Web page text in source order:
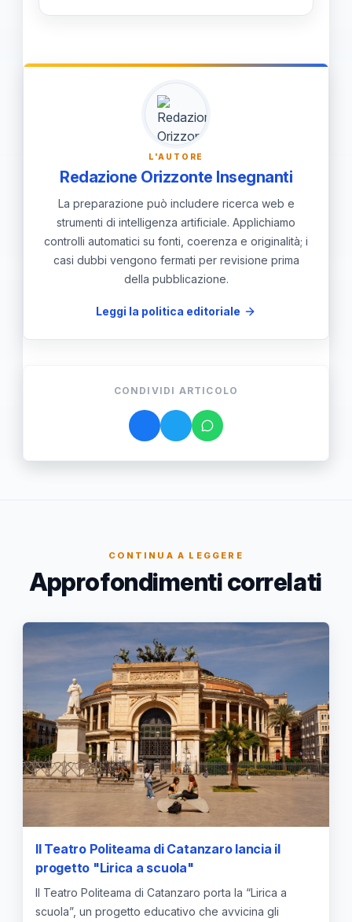
Blocca trasporti e autorizzazioni
Teatro Comunale; le date sono
15/04/2026 (matinée) e 18/04/2026
(serata). Prepara l’aula con ascolto e
attività visive per accompagnare la
trama e stimolare l’intelligenza
emotiva.
L'AUTORE
Redazione Orizzonte Insegnanti
La preparazione può includere ricerca web e
strumenti di intelligenza artificiale. Applichiamo
controlli automatici su fonti, coerenza e originalità; i
casi dubbi vengono fermati per revisione prima
della pubblicazione.
Leggi la politica editoriale
CONDIVIDI ARTICOLO
CONTINUA A LEGGERE
Approfondimenti correlati
Il Teatro Politeama di Catanzaro lancia il
progetto "Lirica a scuola"
Il Teatro Politeama di Catanzaro porta la “Lirica a
scuola”, un progetto educativo che avvicina gli